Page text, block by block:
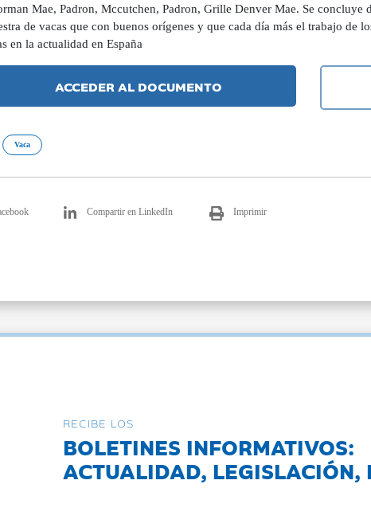
Mae, Padron, Mccutchen, Padron, Grille Denver Mae. Se concluye
de vacas que con buenos orígenes y que cada día más el trabajo de
en la actualidad en España
ACCEDER AL DOCUMENTO
Vaca
Compartir en LinkedIn Imprimir
RECIBE LOS
BOLETINES INFORMATIVOS:
ACTUALIDAD, LEGISLACIÓN,